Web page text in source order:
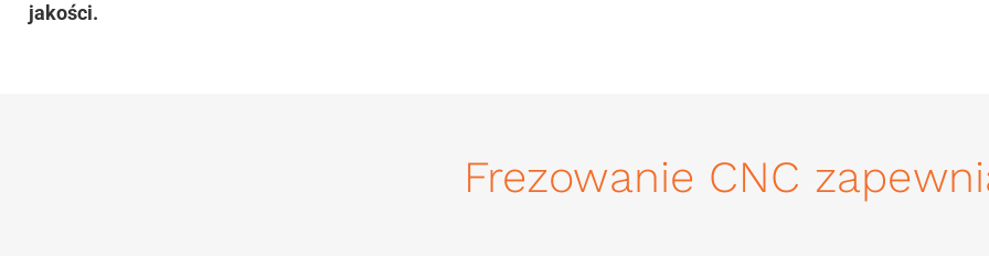
jakości.
Frezowanie CNC